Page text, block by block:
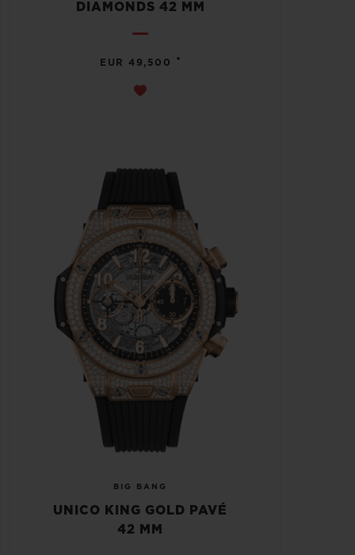
DIAMONDS 42 MM
EUR 49,500 •
BIG BANG
UNICO KING GOLD PAVÉ
42 MM